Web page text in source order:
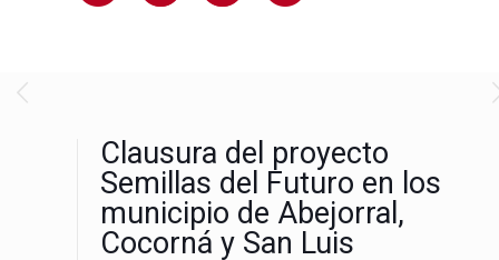
Clausura del proyecto
Semillas del Futuro en los
municipio de Abejorral,
Cocorná y San Luis